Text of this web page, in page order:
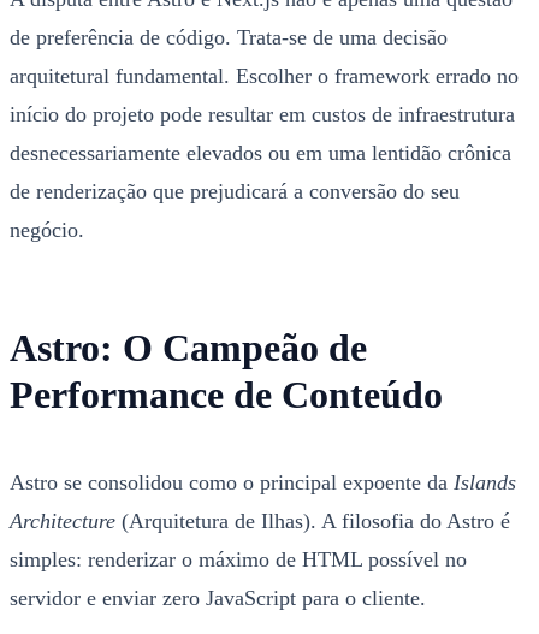
de preferência de código. Trata-se de uma decisão
arquitetural fundamental. Escolher o framework errado no
início do projeto pode resultar em custos de infraestrutura
desnecessariamente elevados ou em uma lentidão crônica
de renderização que prejudicará a conversão do seu
negócio.
Astro: O Campeão de
Performance de Conteúdo
Astro se consolidou como o principal expoente da Islands
Architecture (Arquitetura de Ilhas). A filosofia do Astro é
simples: renderizar o máximo de HTML possível no
servidor e enviar zero JavaScript para o cliente.